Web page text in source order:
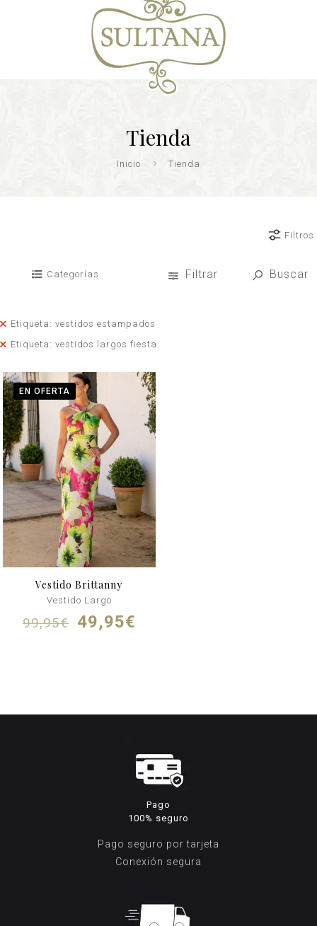
Tienda
Inicio Tienda
Filtros
Categorías Filtrar Buscar
Etiqueta: vestidos estampados
Etiqueta: vestidos largos fiesta
EN OFERTA
Vestido Brittanny
Vestido Largo
99,95€ El
49,95€
Pago
100% seguro
Pago seguro por tarjeta
Conexión segura